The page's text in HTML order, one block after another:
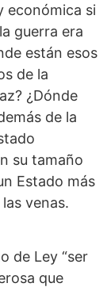
económica si
guerra era
están esos
de la
¿Dónde
de la
su tamaño
Estado más
venas.
de Ley “ser
que